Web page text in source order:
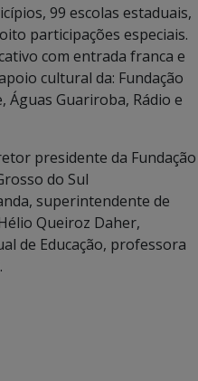
99 escolas estaduais,
participações especiais.
com entrada franca e
cultural da: Fundação
Águas Guariroba, Rádio e
presidente da Fundação
do Sul
superintendente de
Queiroz Daher,
de Educação, professora